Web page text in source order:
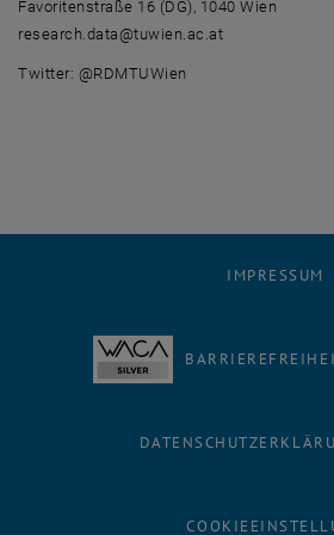
Favoritenstraße 16 (DG), 1040 Wien
research.data@tuwien.ac.at
Twitter: @RDMTUWien
IMPRESSUM